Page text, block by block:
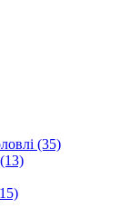
(35)